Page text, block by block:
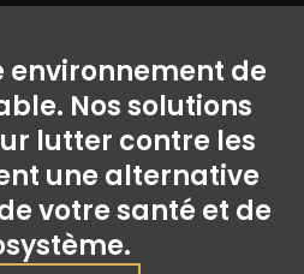
environnement de
Nos solutions
lutter contre les
une alternative
votre santé et de